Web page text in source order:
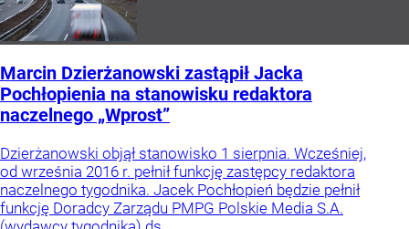
Marcin Dzierżanowski zastąpił Jacka
Pochłopienia na stanowisku redaktora
naczelnego „Wprost”
Dzierżanowski objął stanowisko 1 sierpnia. Wcześniej,
od września 2016 r. pełnił funkcję zastępcy redaktora
naczelnego tygodnika. Jacek Pochłopień będzie pełnił
funkcję Doradcy Zarządu PMPG Polskie Media S.A.